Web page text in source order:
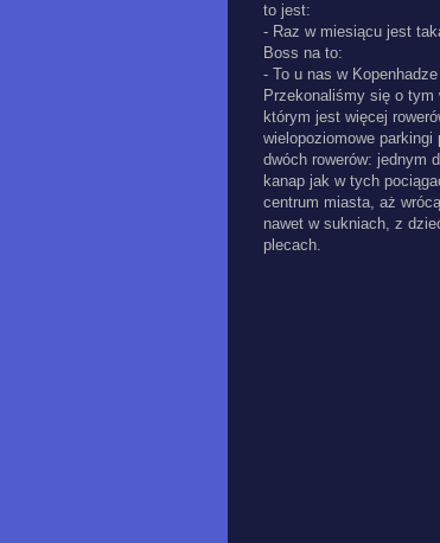
to jest:
- Raz w miesiącu jest
Boss na to:
- To u nas w
Przekonaliśmy się o
którym jest więcej
wielopoziomowe
dwóch rowerów: jednym
kanap jak w tych
centrum miasta, aż
nawet w sukniach, z
plecach.